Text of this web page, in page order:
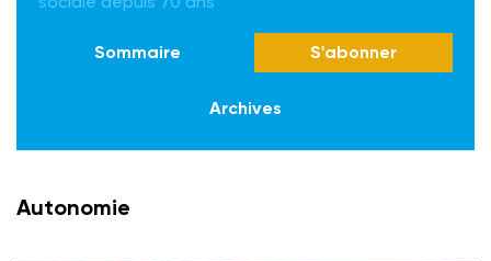
Sommaire S'abonner
Archives
Autonomie